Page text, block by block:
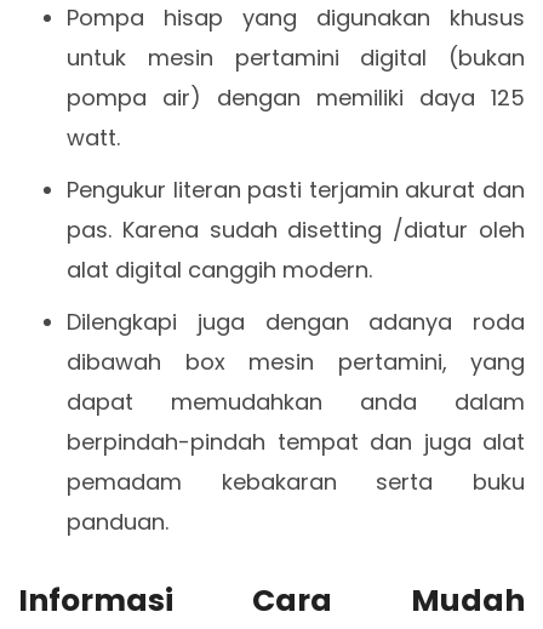
Pompa hisap yang digunakan khusus
untuk mesin pertamini digital (bukan
pompa air) dengan memiliki daya 125
watt.
Pengukur literan pasti terjamin akurat dan
pas. Karena sudah disetting /diatur oleh
alat digital canggih modern.
Dilengkapi juga dengan adanya roda
dibawah box mesin pertamini, yang
dapat memudahkan anda dalam
berpindah-pindah tempat dan juga alat
pemadam kebakaran serta buku
panduan.
Informasi Cara Mudah